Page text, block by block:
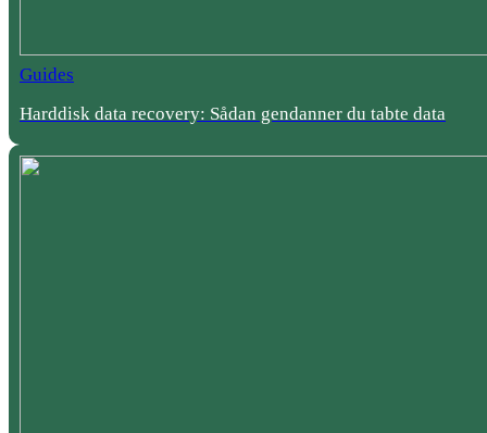
Guides
Harddisk data recovery: Sådan gendanner du tabte data